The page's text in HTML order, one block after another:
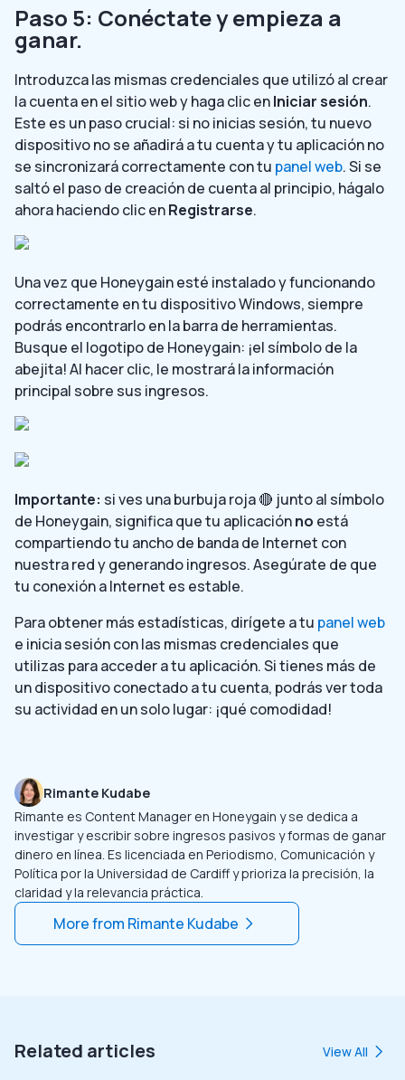
Paso 5: Conéctate y empieza a
ganar.
Introduzca las mismas credenciales que utilizó al crear
la cuenta en el sitio web y haga clic enIniciar sesión.
Este es un paso crucial: si no inicias sesión, tu nuevo
dispositivo no se añadirá a tu cuenta y tu aplicación no
se sincronizará correctamente con tu panel web. Si se
saltó el paso de creación de cuenta al principio, hágalo
ahora haciendo clic enRegistrarse.
Una vez que Honeygain esté instalado y funcionando
correctamente en tu dispositivo Windows, siempre
podrás encontrarlo en la barra de herramientas.
Busque el logotipo de Honeygain: ¡el símbolo de la
abejita! Al hacer clic, le mostrará la información
principal sobre sus ingresos.
Importante: si ves una burbuja roja 🔴 junto al símbolo
de Honeygain, significa que tu aplicaciónno está
compartiendo tu ancho de banda de Internet con
nuestra red y generando ingresos. Asegúrate de que
tu conexión a Internet es estable.
Para obtener más estadísticas, dirígete a tu panel web
e inicia sesión con las mismas credenciales que
utilizas para acceder a tu aplicación. Si tienes más de
un dispositivo conectado a tu cuenta, podrás ver toda
su actividad en un solo lugar: ¡qué comodidad!
Rimante Kudabe
Rimante es Content Manager en Honeygain y se dedica a
investigar y escribir sobre ingresos pasivos y formas de ganar
dinero en línea. Es licenciada en Periodismo, Comunicación y
Política por la Universidad de Cardiff y prioriza la precisión, la
claridad y la relevancia práctica.
More from Rimante Kudabe
Related articles View All